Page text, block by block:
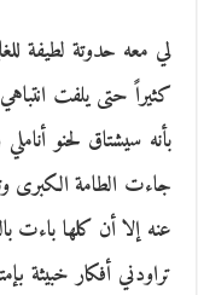
لي معه حدوتة لطيفة
كثيراً حتى يلفت
بأنه سيشتاق لحنو
جاءت الطامة الكبرى
عنه إلا أن كلها باءت
تراودني أفكار خبيثة